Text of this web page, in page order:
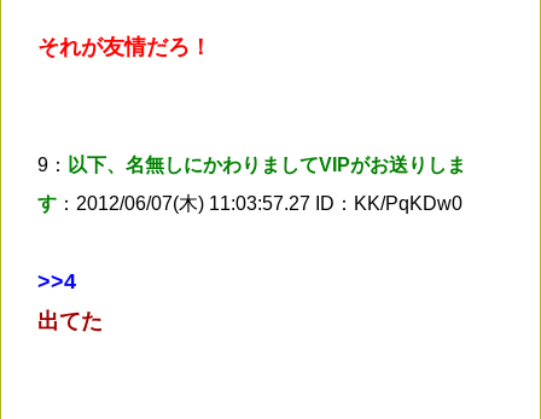
それが友情だろ！
9： 以下、名無しにかわりましてVIPがお送りしま
す ：2012/06/07(木) 11:03:57.27 ID：KK/PqKDw0
>>4
出てた